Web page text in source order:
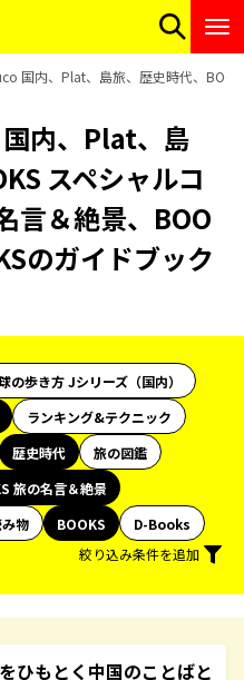
国内、Plat、島旅、歴史時代、
内、Plat、島
スペシャルコ
言＆絶景、BOO
のガイドブック
の歩き方 Jシリーズ（国内）
ランキング&テクニック
歴史時代
旅の図鑑
旅の名言＆絶景
物 BOOKS
D-Books
絞り込み条件を追加
ひもとく中国のことばと